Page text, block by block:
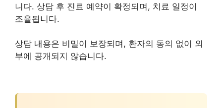
니다. 상담 후 진료 예약이 확정되며, 치료 일정이
조율됩니다.
상담 내용은 비밀이 보장되며, 환자의 동의 없이 외
부에 공개되지 않습니다.